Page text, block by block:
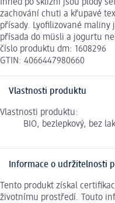
Ihned po sklizni jsou plody
zachování chuti a křupavé
přísady. Lyofilizované
přísada do müsli a jogurtu
číslo produktu dm: 1608296
GTIN: 4066447980660
Vlastnosti produktu
Vlastnosti produktu:
BIO, bezlepkový, bez
Informace o udržitelnosti
Tento produkt získal
životnímu prostředí. Touto